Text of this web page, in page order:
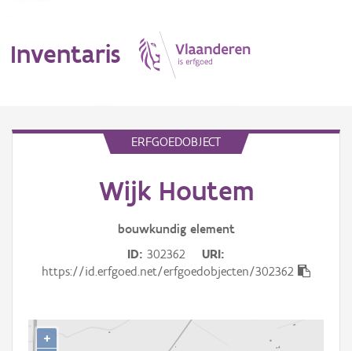
Inventaris
Gebeurtenis
ERFGOEDOBJECT
Wijk Houtem
bouwkundig element
ID 302362
URI
https://id.erfgoed.net/erfgoedobjecten/302362
+